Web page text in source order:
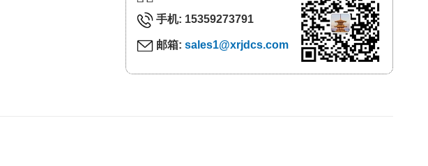
手机: 15359273791
邮箱: sales1@xrjdcs.com